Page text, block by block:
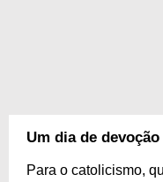
Um dia de devoção
Para o catolicismo,